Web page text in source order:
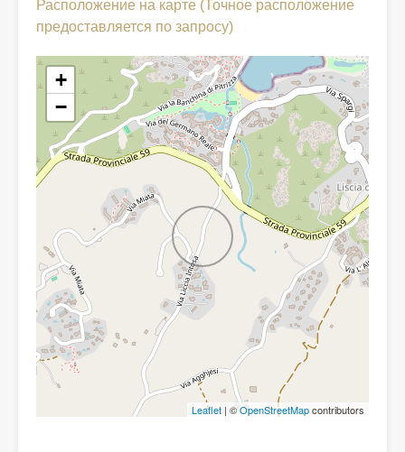
Расположение на карте (Точное расположение
предоставляется по запросу)
+
−
Leaflet | ©OpenStreetMapcontributors